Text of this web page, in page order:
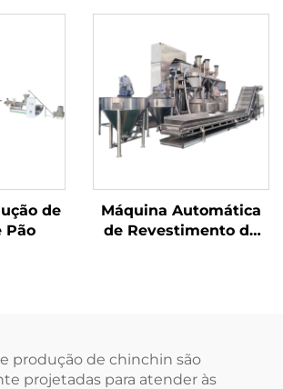
de
Pão
Máquina Automática
de Revestimento de
produção de chinchin são
projetadas para atender às